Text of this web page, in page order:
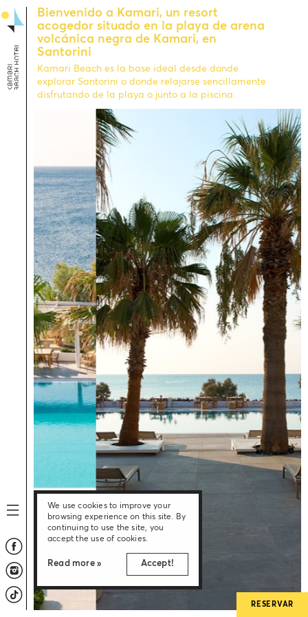
Accept!
We use cookies to improve your
browsing experience on this site. By
continuing to use the site, you
accept the use of cookies.
Read more »
Bienvenido a Kamari, un resort
acogedor situado en la playa de arena
volcánica negra de Kamari, en
Santorini
Kamari Beach es la base ideal desde donde
explorar Santorini o donde relajarse sencillamente
disfrutando de la playa o junto a la piscina.
RESERVAR